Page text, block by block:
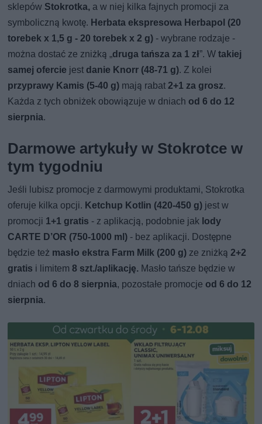
sklepów Stokrotka, a w niej kilka fajnych promocji za
symboliczną kwotę. Herbata ekspresowa Herbapol (20
torebek x 1,5 g - 20 torebek x 2 g) - wybrane rodzaje -
można dostać ze zniżką „druga tańsza za 1 zł”. Wtakiej
samej ofercie jest danie Knorr (48-71 g). Z kolei
przyprawy Kamis (5-40 g) mają rabat2+1 za grosz.
Każda z tych obniżek obowiązuje w dniach od 6 do 12
sierpnia.
Darmowe artykuły w Stokrotce w
tym tygodniu
Jeśli lubisz promocje z darmowymi produktami, Stokrotka
oferuje kilka opcji. Ketchup Kotlin (420-450 g) jest w
promocji 1+1 gratis - z aplikacją, podobnie jak lody
CARTE D’OR (750-1000 ml) - bez aplikacji. Dostępne
będzie też masło ekstra Farm Milk (200 g) ze zniżką2+2
gratis i limitem8 szt./aplikację. Masło tańsze będzie w
dniach od 6 do 8 sierpnia, pozostałe promocje od 6 do 12
sierpnia.